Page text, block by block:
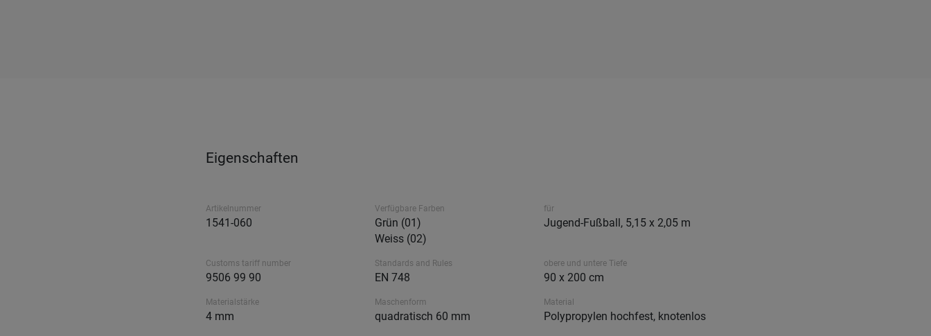
Eigenschaften
Artikelnummer
1541-060
Verfügbare Farben
Grün (01)
Weiss (02)
für
Jugend-Fußball, 5,15 x 2,05 m
Customs tariff number
9506 99 90
Standards and Rules
EN 748
obere und untere Tiefe
90 x 200 cm
Materialstärke
4 mm
Maschenform
quadratisch 60 mm
Material
Polypropylen hochfest, knotenlos